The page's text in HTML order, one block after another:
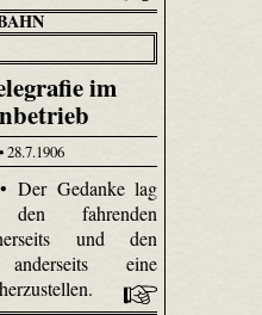
im
28.7.1906
Der Gedanke lag
fahrenden
und den
anderseits eine